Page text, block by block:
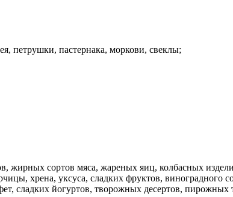
петрушки, пастернака, моркови, свеклы;
жирных сортов мяса, жареных яиц, колбасных
хрена, уксуса, сладких фруктов, виноградного
сладких йогуртов, творожных десертов, пирожных